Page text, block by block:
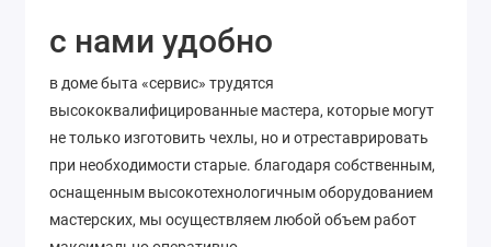
с нами удобно
в доме быта «сервис» трудятся
высококвалифицированные мастера, которые могут
не только изготовить чехлы, но и отреставрировать
при необходимости старые. благодаря собственным,
оснащенным высокотехнологичным оборудованием
мастерских, мы осуществляем любой объем работ